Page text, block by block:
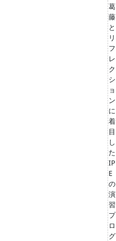
葛
藤
と
リ
フ
レ
ク
シ
ョ
ン
に
着
目
し
た
IP
E
の
演
習
プ
ロ
グ